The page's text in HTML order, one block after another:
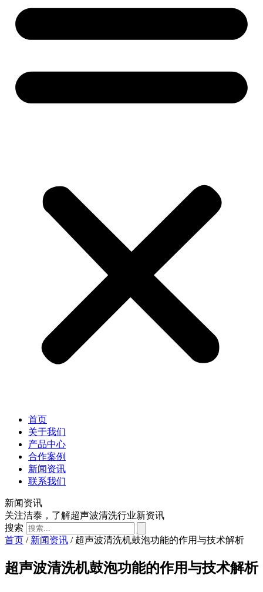
首页
关于我们
产品中心
合作案例
新闻资讯
联系我们
新闻资讯
关注洁泰，了解超声波清洗行业新资讯
搜索
首页 / 新闻资讯 / 超声波清洗机鼓泡功能的作用与技术解析
超声波清洗机鼓泡功能的作用与技术解析